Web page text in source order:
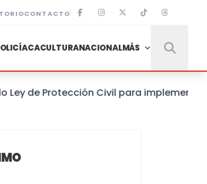
CONTACTO
CULTURANACIONALMÁS
de Protección Civil para implementar un